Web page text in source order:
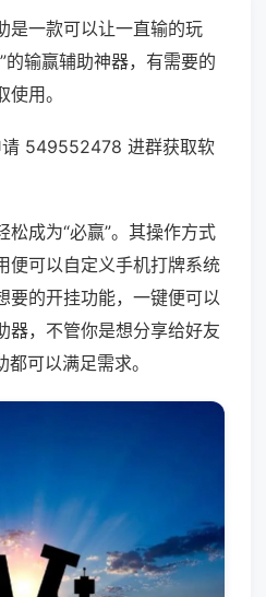
是一款可以让一直输的玩
的输赢辅助神器，有需要的
用。
549552478 进群获取软
成为“必赢”。其操作方式
便可以自定义手机打牌系统
要的开挂功能，一键便可以
器，不管你是想分享给好友
可以满足需求。